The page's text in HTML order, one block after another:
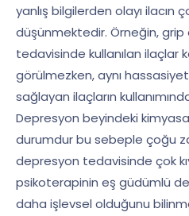
yanlış bilgilerden olayı ilacın
düşünmektedir. Örneğin,
tedavisinde kullanılan ilaçlar
görülmezken, aynı
sağlayan ilaçların
Depresyon beyindeki
durumdur bu sebeple çoğu
depresyon tedavisinde çok
psikoterapinin eş güdümlü
daha işlevsel olduğunu